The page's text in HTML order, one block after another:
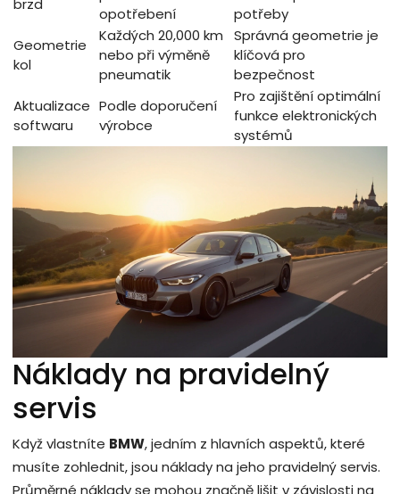
brzd
opotřebení
potřeby
Geometrie
kol
Každých 20,000 km
nebo při výměně
pneumatik
Správná geometrie je
klíčová pro
bezpečnost
Aktualizace
softwaru
Podle doporučení
výrobce
Pro zajištění optimální
funkce elektronických
systémů
Náklady na pravidelný
servis
Když vlastníte BMW, jedním z hlavních aspektů, které
musíte zohlednit, jsou náklady na jeho pravidelný servis.
Průměrné náklady se mohou značně lišit v závislosti na